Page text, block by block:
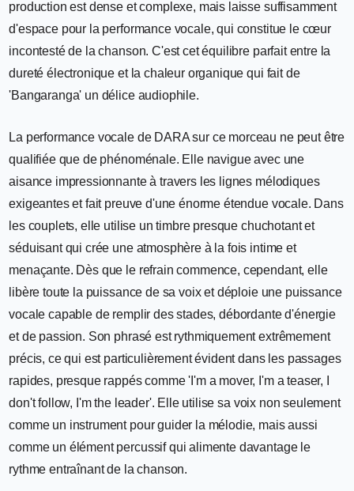
production est dense et complexe, mais laisse suffisamment
d'espace pour la performance vocale, qui constitue le cœur
incontesté de la chanson. C'est cet équilibre parfait entre la
dureté électronique et la chaleur organique qui fait de
'Bangaranga' un délice audiophile.
La performance vocale de DARA sur ce morceau ne peut être
qualifiée que de phénoménale. Elle navigue avec une
aisance impressionnante à travers les lignes mélodiques
exigeantes et fait preuve d'une énorme étendue vocale. Dans
les couplets, elle utilise un timbre presque chuchotant et
séduisant qui crée une atmosphère à la fois intime et
menaçante. Dès que le refrain commence, cependant, elle
libère toute la puissance de sa voix et déploie une puissance
vocale capable de remplir des stades, débordante d'énergie
et de passion. Son phrasé est rythmiquement extrêmement
précis, ce qui est particulièrement évident dans les passages
rapides, presque rappés comme 'I'm a mover, I'm a teaser, I
don't follow, I'm the leader'. Elle utilise sa voix non seulement
comme un instrument pour guider la mélodie, mais aussi
comme un élément percussif qui alimente davantage le
rythme entraînant de la chanson.